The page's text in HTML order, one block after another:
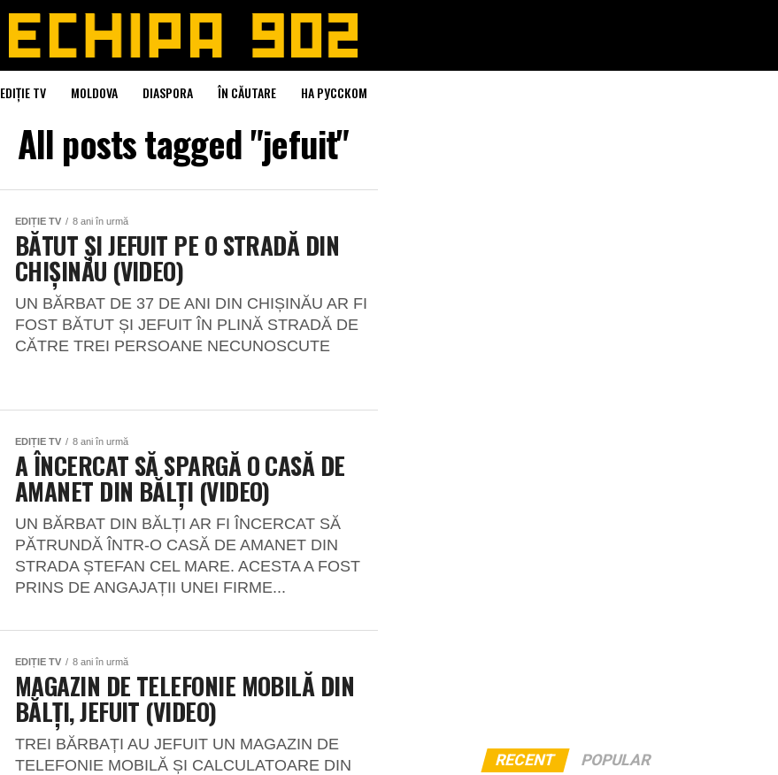
EDIȚIE TV MOLDOVA DIASPORA ÎN CĂUTARE НА РУССКОМ
All posts tagged "jefuit"
EDIȚIE TV 8 ani în urmă
BĂTUT ȘI JEFUIT PE O STRADĂ DIN
CHIȘINĂU (VIDEO)
UN BĂRBAT DE 37 DE ANI DIN CHIȘINĂU AR FI
FOST BĂTUT ȘI JEFUIT ÎN PLINĂ STRADĂ DE
CĂTRE TREI PERSOANE NECUNOSCUTE
EDIȚIE TV 8 ani în urmă
A ÎNCERCAT SĂ SPARGĂ O CASĂ DE
AMANET DIN BĂLȚI (VIDEO)
UN BĂRBAT DIN BĂLȚI AR FI ÎNCERCAT SĂ
PĂTRUNDĂ ÎNTR-O CASĂ DE AMANET DIN
STRADA ȘTEFAN CEL MARE. ACESTA A FOST
PRINS DE ANGAJAȚII UNEI FIRME...
EDIȚIE TV 8 ani în urmă
MAGAZIN DE TELEFONIE MOBILĂ DIN
BĂLȚI, JEFUIT (VIDEO)
TREI BĂRBAȚI AU JEFUIT UN MAGAZIN DE
TELEFONIE MOBILĂ ȘI CALCULATOARE DIN
RECENT POPULAR